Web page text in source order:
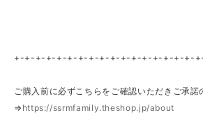
+-+-+-+-+-+-+-+-+-+-+-+-+-+-+-+-+-
ご購入前に必ずこちらをご確認いただきご承諾
⇒ https://ssrmfamily.theshop.jp/about